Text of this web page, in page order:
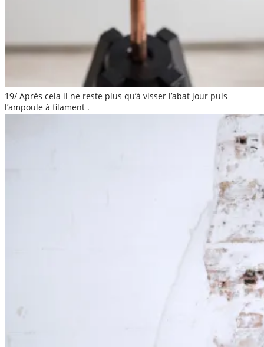
19/ Après cela il ne reste plus qu’à visser l’abat jour puis
l’ampoule à filament .